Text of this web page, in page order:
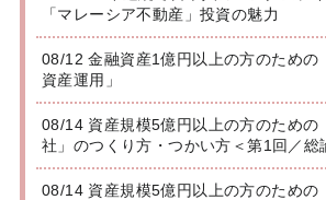
「マレーシア不動産」投資の魅力
08/12 金融資産1億円以上の方のための
資産運用」
08/14 資産規模5億円以上の方のための
社」のつくり方・つかい方＜第1回／総
08/14 資産規模5億円以上の方のための